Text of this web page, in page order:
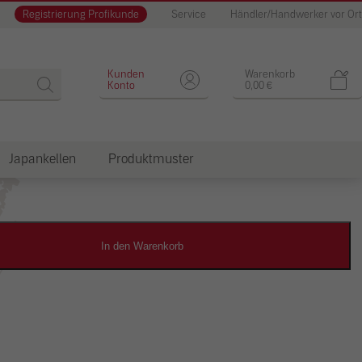
Registrierung Profikunde Service Händler/Handwerker vor Ort
Warenkorb
0,00 €
Kunden
Konto
Japankellen Produktmuster
Designputz
In den Warenkorb